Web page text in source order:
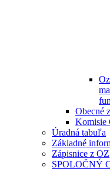
Obecné
Komisie
Úradná tabuľa
Základné
Zápisnice z OZ
SPOLOČNÝ